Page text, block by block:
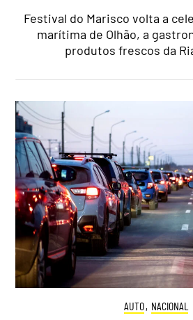
Festival do Marisco volta a
marítima de Olhão, a
produtos frescos da
AUTO, NACIONAL